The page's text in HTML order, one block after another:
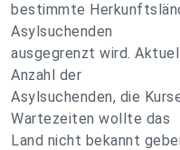
bestimmte
Asylsuchenden
ausgegrenzt wird.
Anzahl der
Asylsuchenden, die
Wartezeiten wollte das
Land nicht bekannt